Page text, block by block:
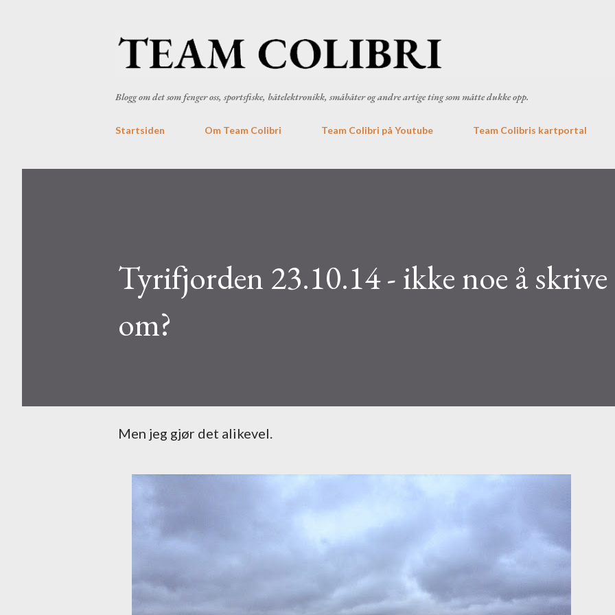
Blogg om det som fenger oss, sportsfiske, båtelektronikk, småbåter og andre artige ting som måtte dukke opp.
Startsiden Om Team Colibri Team Colibri på Youtube Team Colibris kartportal
Tyrifjorden 23.10.14 - ikke noe å
om?
Men jeg gjør det alikevel.